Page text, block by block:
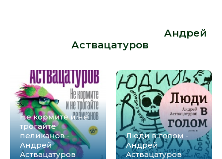
Андрей
Аствацатуров
Не кормите и не
трогайте
пеликанов -
Андрей
Аствацатуров
Люди в голом -
Андрей
Аствацатуров